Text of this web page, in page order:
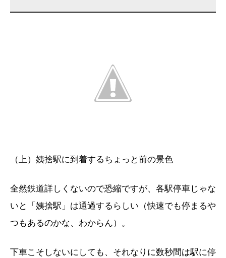
（上）姨捨駅に到着するちょっと前の景色
全然鉄道詳しくないので恐縮ですが、各駅停車じゃな
いと「姨捨駅」は通過するらしい（快速でも停まるや
つもあるのかな、わからん）。
下車こそしないにしても、それなりに数秒間は駅に停